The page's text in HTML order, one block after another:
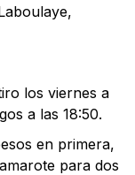
los viernes a
a las 18:50.
en primera,
para dos